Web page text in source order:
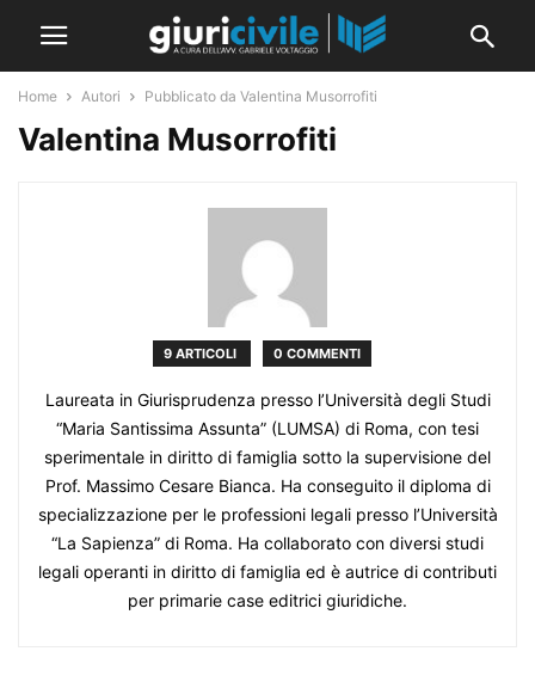
Home Autori Pubblicato da Valentina Musorrofiti
Valentina Musorrofiti
9 ARTICOLI 0 COMMENTI
Laureata in Giurisprudenza presso l’Università degli Studi
“Maria Santissima Assunta” (LUMSA) di Roma, con tesi
sperimentale in diritto di famiglia sotto la supervisione del
Prof. Massimo Cesare Bianca. Ha conseguito il diploma di
specializzazione per le professioni legali presso l’Università
“La Sapienza” di Roma. Ha collaborato con diversi studi
legali operanti in diritto di famiglia ed è autrice di contributi
per primarie case editrici giuridiche.